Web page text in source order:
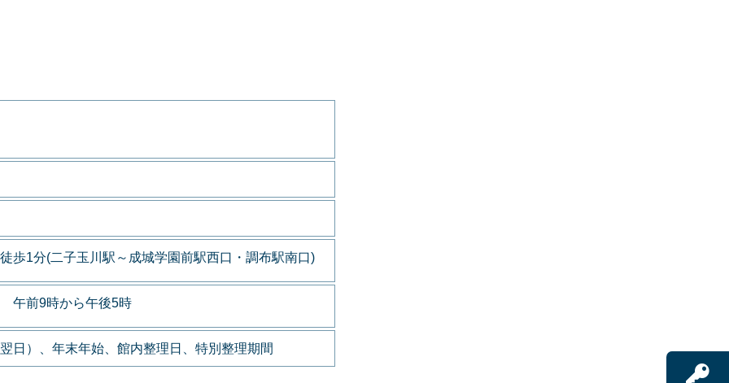
歩1分(二子玉川駅～成城学園前駅西口・調布駅南口)
午前9時から午後5時
日）、年末年始、館内整理日、特別整理期間